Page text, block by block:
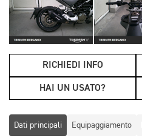
RICHIEDI INFO
HAI UN USATO?
Dati principali Equipaggiamento